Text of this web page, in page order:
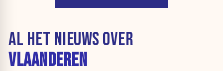
AL HET NIEUWS OVER
VLAANDEREN